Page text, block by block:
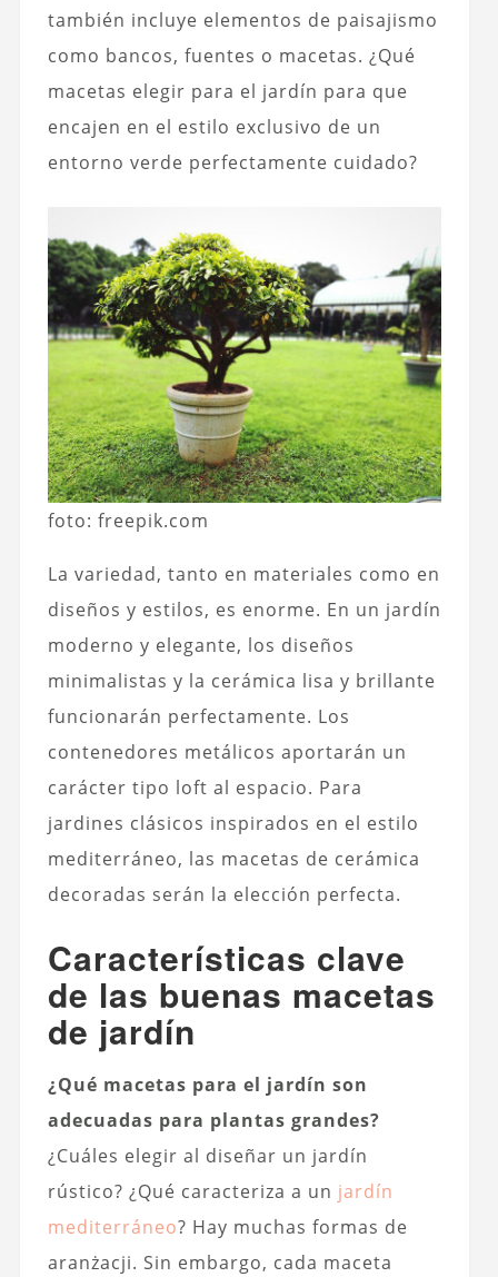
también incluye elementos de paisajismo
como bancos, fuentes o macetas. ¿Qué
macetas elegir para el jardín para que
encajen en el estilo exclusivo de un
entorno verde perfectamente cuidado?
foto: freepik.com
La variedad, tanto en materiales como en
diseños y estilos, es enorme. En un jardín
moderno y elegante, los diseños
minimalistas y la cerámica lisa y brillante
funcionarán perfectamente. Los
contenedores metálicos aportarán un
carácter tipo loft al espacio. Para
jardines clásicos inspirados en el estilo
mediterráneo, las macetas de cerámica
decoradas serán la elección perfecta.
Características clave
de las buenas macetas
de jardín
¿Qué macetas para el jardín son
adecuadas para plantas grandes?
¿Cuáles elegir al diseñar un jardín
rústico? ¿Qué caracteriza a un jardín
mediterráneo? Hay muchas formas de
aranżacji. Sin embargo, cada maceta